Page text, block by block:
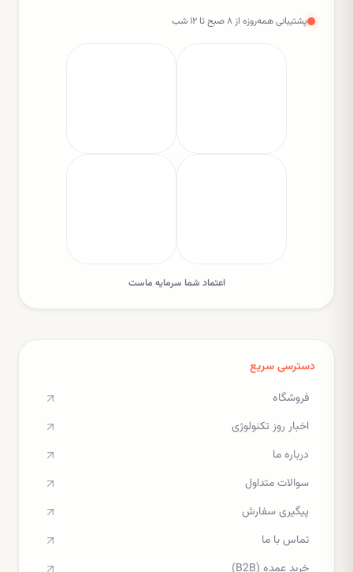
پشتیبانی همه‌روزه از ۸ صبح تا ۱۲ شب
اعتماد شما سرمایه ماست
دسترسی سریع
فروشگاه
اخبار روز تکنولوژی
درباره ما
سوالات متداول
پیگیری سفارش
تماس با ما